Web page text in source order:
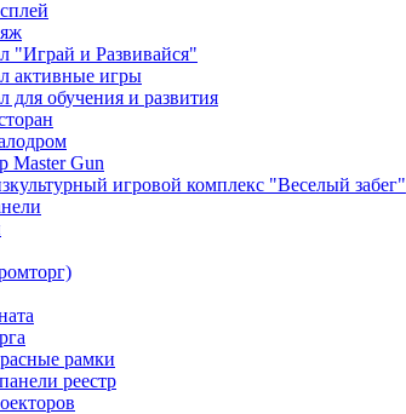
"Играй и Развивайся"
активные игры
обучения и развития
Master Gun
игровой комплекс "Веселый забег"
рамки
реестр